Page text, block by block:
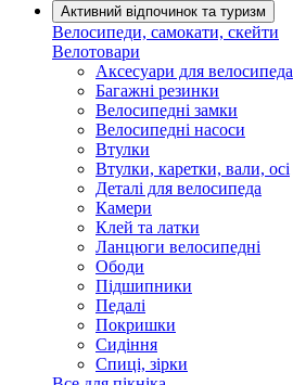
Активний відпочинок та туризм
Велосипеди, самокати, скейти
Велотовари
Аксесуари для велосипеда
Багажні резинки
Велосипедні замки
Велосипедні насоси
Втулки
Втулки, каретки, вали, осі
Деталі для велосипеда
Камери
Клей та латки
Ланцюги велосипедні
Ободи
Підшипники
Педалі
Покришки
Сидіння
Спиці, зірки